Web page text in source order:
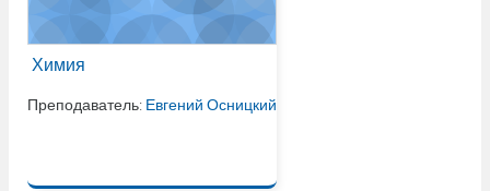
Химия
Преподаватель: Евгений Осницкий